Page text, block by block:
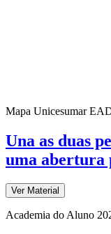
Mapa Unicesumar
Una as duas
uma
Ver Material
Academia do Aluno